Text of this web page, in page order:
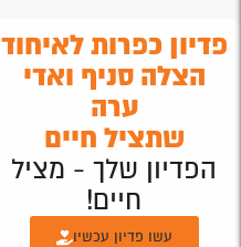
פדיון כפרות לאיחוד
הצלה סניף ואדי
ערה
שתציל חיים
הפדיון שלך - מציל
חיים!
עשו פדיון עכשיו